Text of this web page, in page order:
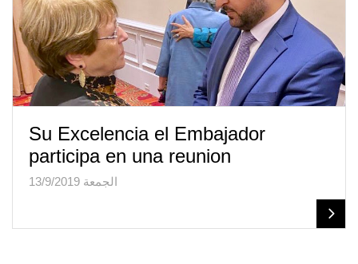
Su Excelencia el Embajador
participa en una reunion
الجمعة 13/9/2019